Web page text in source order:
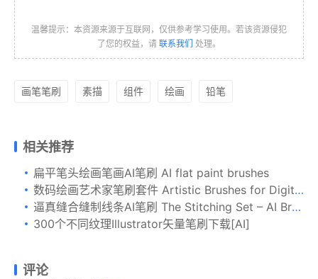
温馨提示：本资源来源于互联网，仅供参考学习使用。若该资源侵犯
了您的权益，请 联系我们 处理。
画笔笔刷 素描 组件 绘画 铅笔
相关推荐
扁平笔头绘画笔画AI笔刷 AI flat paint brushes
数码绘画艺术家笔刷套件 Artistic Brushes for DigitalPainting
逼真缝合缝制线条AI笔刷 The Stitching Set – AI Brushes
300个不同纹理Illustrator矢量笔刷下载[AI]
评论